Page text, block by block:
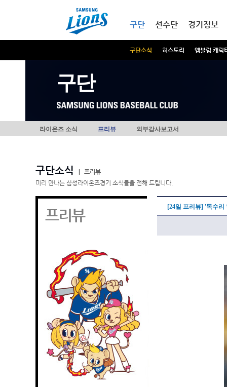
구단
구단소식 히스토리 엠블럼 캐릭
선수단 경기정보
구단
라이온즈 소식 프리뷰 외부감사보고서
구단소식
프리뷰
미리 만나는 삼성라이온즈경기 소식들을 전해 드립니다.
프리뷰 [24일 프리뷰] '독수리